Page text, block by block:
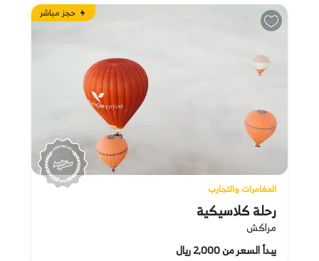
حجز مباشر
المغامرات والتجارب
رحلة كلاسيكية
مراكش
يبدأ السعر من 2,000 ريال